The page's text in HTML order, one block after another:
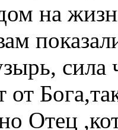
на
сила
от
Отец